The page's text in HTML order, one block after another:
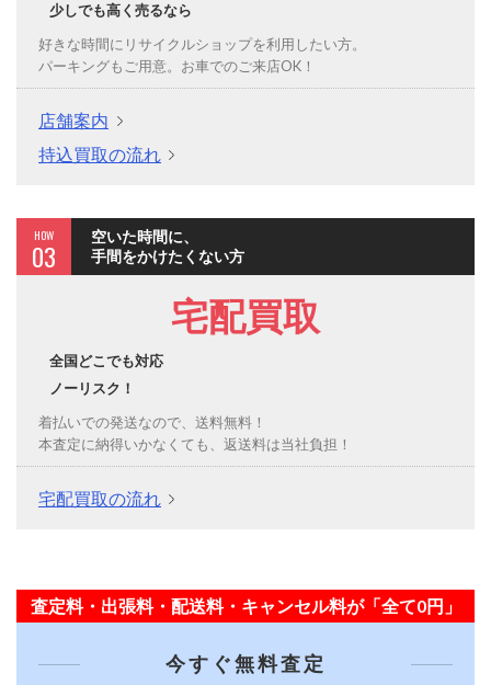
少しでも高く売るなら
好きな時間にリサイクルショップを利用したい方。
パーキングもご用意。お車でのご来店OK！
店舗案内
持込買取の流れ
HOW
03
空いた時間に、
手間をかけたくない方
宅配買取
全国どこでも対応
ノーリスク！
着払いでの発送なので、送料無料！
本査定に納得いかなくても、返送料は当社負担！
宅配買取の流れ
査定料・出張料・配送料・キャンセル料が「全て0円」
今すぐ無料査定